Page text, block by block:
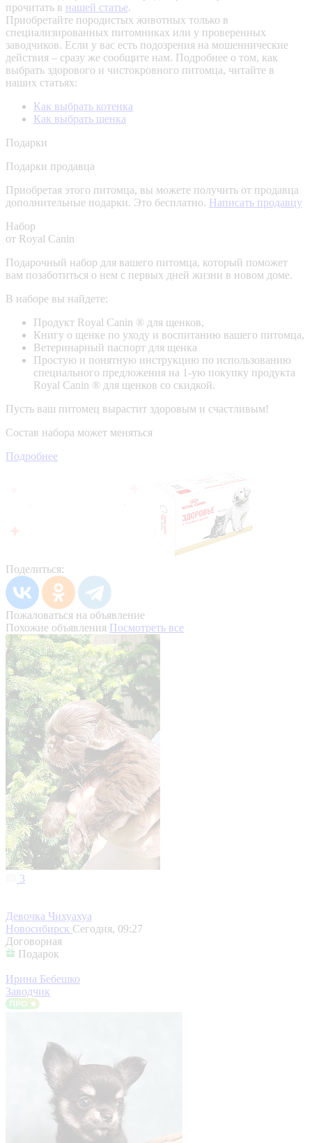
прочитать в нашей статье.
Приобретайте породистых животных только в
специализированных питомниках или у проверенных
заводчиков. Если у вас есть подозрения на мошеннические
действия – сразу же сообщите нам. Подробнее о том, как
выбрать здорового и чистокровного питомца, читайте в
наших статьях:
Как выбрать котенка
Как выбрать щенка
Подарки
Подарки продавца
Приобретая этого питомца, вы можете получить от продавца
дополнительные подарки. Это бесплатно. Написать продавцу
Набор
от Royal Canin
Подарочный набор для вашего питомца, который поможет
вам позаботиться о нем с первых дней жизни в новом доме.
В наборе вы найдете:
Продукт Royal Canin ® для щенков,
Книгу о щенке по уходу и воспитанию вашего питомца,
Ветеринарный паспорт для щенка
Простую и понятную инструкцию по использованию
специального предложения на 1-ую покупку продукта
Royal Canin ® для щенков со скидкой.
Пусть ваш питомец вырастит здоровым и счастливым!
Состав набора может меняться
Подробнее
Поделиться:
Пожаловаться на объявление
Похожие объявления Посмотреть все
3
Девочка Чихуахуа
Новосибирск Сегодня, 09:27
Договорная
Подарок
Ирина Бебешко
Заводчик